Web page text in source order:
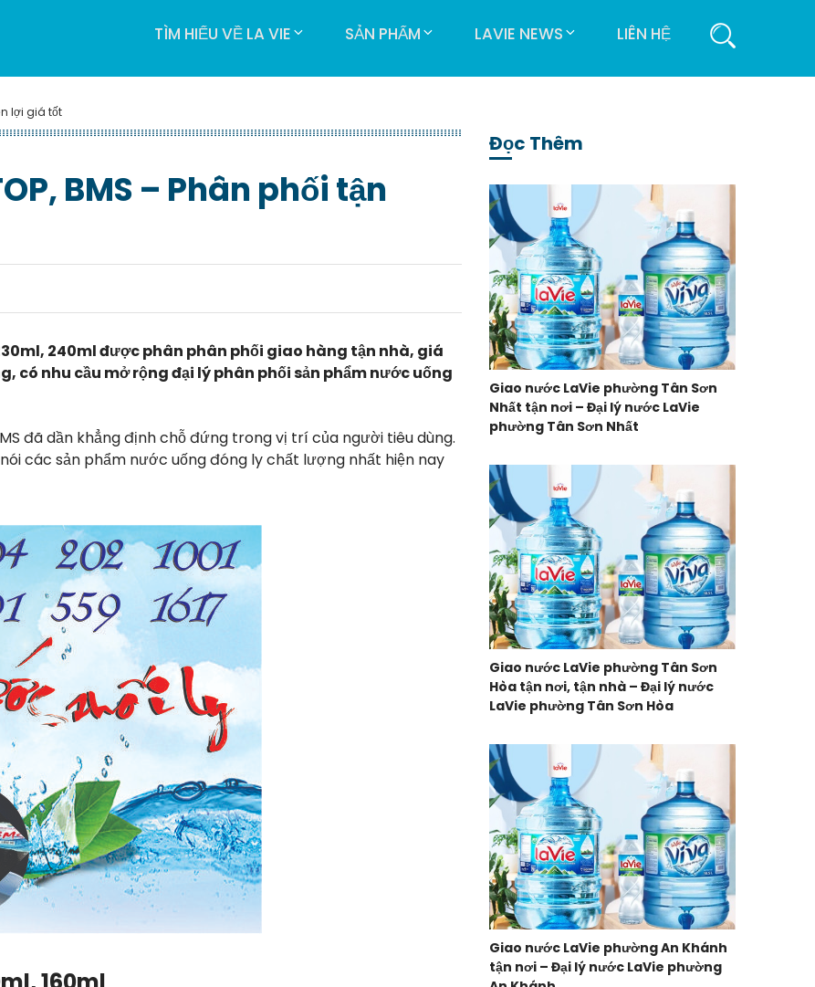
TÌM HIỂU VỀ LA VIE SẢN PHẨM LAVIE NEWS LIÊN HỆ
lợi giá tốt
BMS – Phân phối tận
240ml được phân phân phối giao hàng tận nhà, giá
có nhu cầu mở rộng đại lý phân phối sản phẩm nước uống
đã dần khẳng định chỗ đứng trong vị trí của người tiêu dùng.
các sản phẩm nước uống đóng ly chất lượng nhất hiện nay
Đọc Thêm
Giao nước LaVie phường Tân Sơn
Nhất tận nơi – Đại lý nước LaVie
phường Tân Sơn Nhất
Giao nước LaVie phường Tân Sơn
Hòa tận nơi, tận nhà – Đại lý nước
LaVie phường Tân Sơn Hòa
Giao nước LaVie phường An Khánh
tận nơi – Đại lý nước LaVie phường